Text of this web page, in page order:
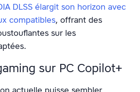
DLSS élargit son horizon avec
compatibles, offrant des
sur les
sur PC Copilot+